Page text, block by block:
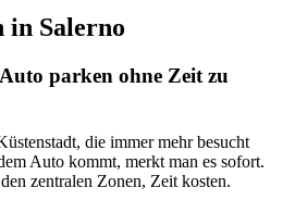
in Salerno
parken ohne Zeit zu
die immer mehr besucht
Auto kommt, merkt man es sofort.
zentralen Zonen, Zeit kosten.